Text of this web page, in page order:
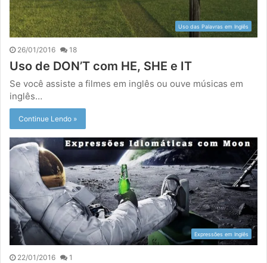
Uso das Palavras em Inglês
26/01/2016 18
Uso de DON’T com HE, SHE e IT
Se você assiste a filmes em inglês ou ouve músicas em
inglês…
Continue Lendo »
Expressões em Inglês
22/01/2016 1